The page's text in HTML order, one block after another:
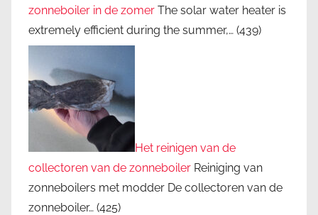
zonneboiler in de zomer The solar water heater is
extremely efficient during the summer,… (439)
Het reinigen van de
collectoren van de zonneboiler Reiniging van
zonneboilers met modder De collectoren van de
zonneboiler… (425)